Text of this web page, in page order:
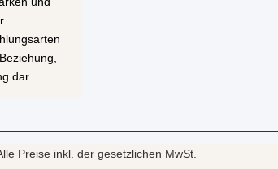
dar.
Preise inkl. der gesetzlichen MwSt.